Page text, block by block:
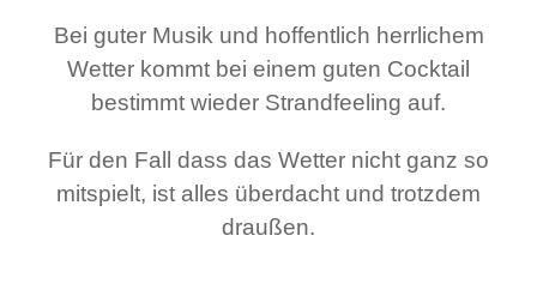
Bei guter Musik und hoffentlich herrlichem
Wetter kommt bei einem guten Cocktail
bestimmt wieder Strandfeeling auf.
Für den Fall dass das Wetter nicht ganz so
mitspielt, ist alles überdacht und trotzdem
draußen.